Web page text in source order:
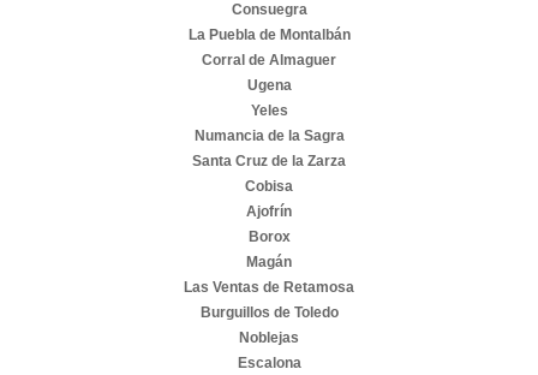
Consuegra
La Puebla de Montalbán
Corral de Almaguer
Ugena
Yeles
Numancia de la Sagra
Santa Cruz de la Zarza
Cobisa
Ajofrín
Borox
Magán
Las Ventas de Retamosa
Burguillos de Toledo
Noblejas
Escalona